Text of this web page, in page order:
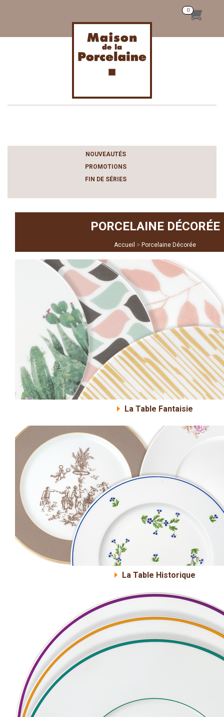
NOUVEAUTÉS
PROMOTIONS
FIN DE SÉRIES
PORCELAINE DÉCORÉE
Accueil > Porcelaine Décorée
La Table Fantaisie
La Table Historique